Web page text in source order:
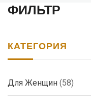
ФИЛЬТР
КАТЕГОРИЯ
Для Женщин (58)